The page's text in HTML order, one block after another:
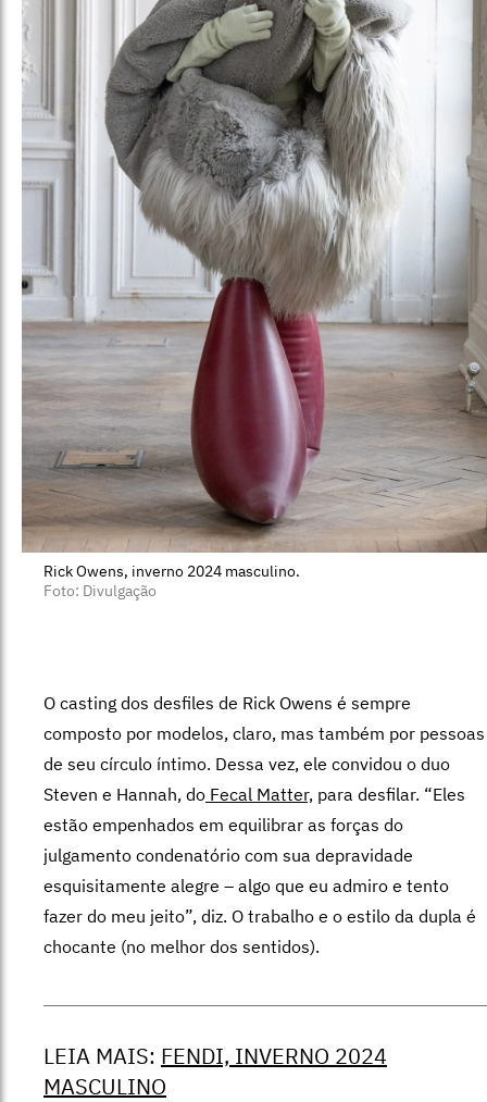
Rick Owens, inverno 2024 masculino.
Foto: Divulgação
O casting dos desfiles de Rick Owens é sempre
composto por modelos, claro, mas também por pessoas
de seu círculo íntimo. Dessa vez, ele convidou o duo
Steven e Hannah, do Fecal Matter, para desfilar. “Eles
estão empenhados em equilibrar as forças do
julgamento condenatório com sua depravidade
esquisitamente alegre – algo que eu admiro e tento
fazer do meu jeito”, diz. O trabalho e o estilo da dupla é
chocante (no melhor dos sentidos).
LEIA MAIS: FENDI, INVERNO 2024
MASCULINO